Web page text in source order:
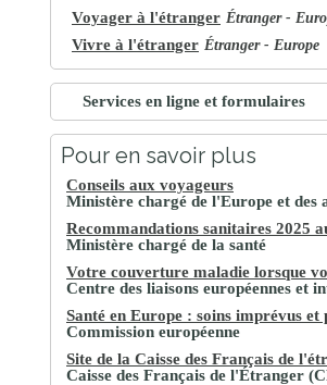
Voyager à l'étranger Étranger -
Vivre à l'étranger Étranger - Europe
Services en ligne et formulaires
Pour en savoir plus
Conseils aux voyageurs
Ministère chargé de l'Europe et des
Recommandations sanitaires 2025
Ministère chargé de la santé
Votre couverture maladie lorsque
Centre des liaisons européennes et
Santé en Europe : soins imprévus
Commission européenne
Site de la Caisse des Français de
Caisse des Français de l'Étranger